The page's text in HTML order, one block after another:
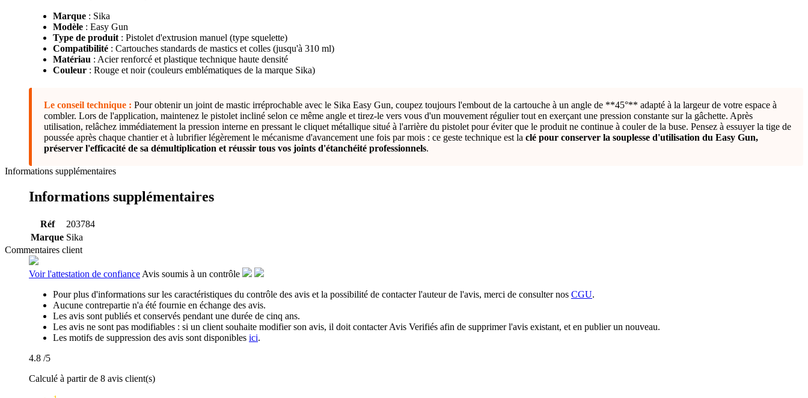
Marque : Sika
Modèle : Easy Gun
Type de produit : Pistolet d'extrusion manuel (type squelette)
Compatibilité : Cartouches standards de mastics et colles (jusqu'à 310 ml)
Matériau : Acier renforcé et plastique technique haute densité
Couleur : Rouge et noir (couleurs emblématiques de la marque Sika)
Le conseil technique : Pour obtenir un joint de mastic irréprochable avec le Sika Easy Gun, coupez toujours l'embout de la cartouche à un angle de **45°** adapté à la largeur de votre espace à
combler. Lors de l'application, maintenez le pistolet incliné selon ce même angle et tirez-le vers vous d'un mouvement régulier tout en exerçant une pression constante sur la gâchette. Après
utilisation, relâchez immédiatement la pression interne en pressant le cliquet métallique situé à l'arrière du pistolet pour éviter que le produit ne continue à couler de la buse. Pensez à essuyer la tige de
poussée après chaque chantier et à lubrifier légèrement le mécanisme d'avancement une fois par mois : ce geste technique est la clé pour conserver la souplesse d'utilisation du Easy Gun,
préserver l'efficacité de sa démultiplication et réussir tous vos joints d'étanchéité professionnels.
Informations supplémentaires
Informations supplémentaires
Réf
203784
Marque Sika
Commentaires client
Voir l'attestation de confiance Avis soumis à un contrôle
Pour plus d'informations sur les caractéristiques du contrôle des avis et la possibilité de contacter l'auteur de l'avis, merci de consulter nos CGU.
Aucune contrepartie n'a été fournie en échange des avis.
Les avis sont publiés et conservés pendant une durée de cinq ans.
Les avis ne sont pas modifiables : si un client souhaite modifier son avis, il doit contacter Avis Verifiés afin de supprimer l'avis existant, et en publier un nouveau.
Les motifs de suppression des avis sont disponibles ici.
4.8 /5
Calculé à partir de 8 avis client(s)